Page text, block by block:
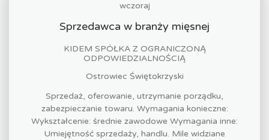
wczoraj
Sprzedawca w branży mięsnej
KIDEM SPÓŁKA Z OGRANICZONĄ
ODPOWIEDZIALNOŚCIĄ
Ostrowiec Świętokrzyski
Sprzedaż, oferowanie, utrzymanie porządku,
zabezpieczanie towaru. Wymagania konieczne:
Wykształcenie: średnie zawodowe Wymagania inne:
Umiejętność sprzedaży, handlu. Mile widziane